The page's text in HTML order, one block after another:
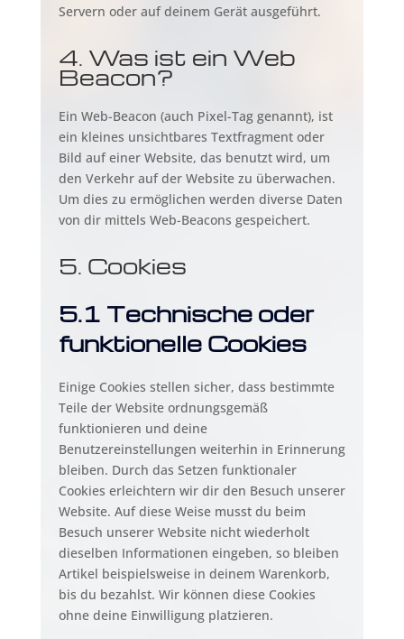
Servern oder auf deinem Gerät ausgeführt.
4. Was ist ein Web
Beacon?
Ein Web-Beacon (auch Pixel-Tag genannt), ist
ein kleines unsichtbares Textfragment oder
Bild auf einer Website, das benutzt wird, um
den Verkehr auf der Website zu überwachen.
Um dies zu ermöglichen werden diverse Daten
von dir mittels Web-Beacons gespeichert.
5. Cookies
5.1 Technische oder
funktionelle Cookies
Einige Cookies stellen sicher, dass bestimmte
Teile der Website ordnungsgemäß
funktionieren und deine
Benutzereinstellungen weiterhin in Erinnerung
bleiben. Durch das Setzen funktionaler
Cookies erleichtern wir dir den Besuch unserer
Website. Auf diese Weise musst du beim
Besuch unserer Website nicht wiederholt
dieselben Informationen eingeben, so bleiben
Artikel beispielsweise in deinem Warenkorb,
bis du bezahlst. Wir können diese Cookies
ohne deine Einwilligung platzieren.